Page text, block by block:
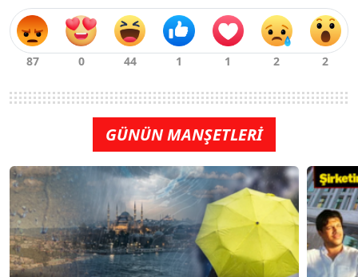
GÜNÜN MANŞETLERİ